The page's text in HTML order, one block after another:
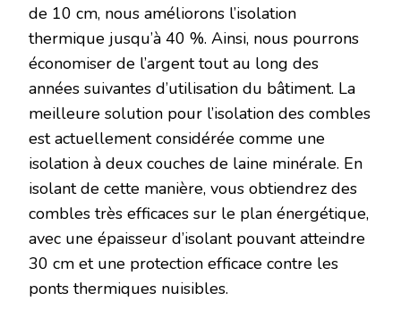
de 10 cm, nous améliorons l’isolation
thermique jusqu’à 40 %. Ainsi, nous pourrons
économiser de l’argent tout au long des
années suivantes d’utilisation du bâtiment. La
meilleure solution pour l’isolation des combles
est actuellement considérée comme une
isolation à deux couches de laine minérale. En
isolant de cette manière, vous obtiendrez des
combles très efficaces sur le plan énergétique,
avec une épaisseur d’isolant pouvant atteindre
30 cm et une protection efficace contre les
ponts thermiques nuisibles.